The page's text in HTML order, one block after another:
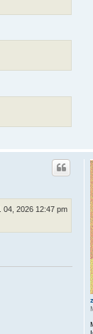
04, 2026 12:47 pm